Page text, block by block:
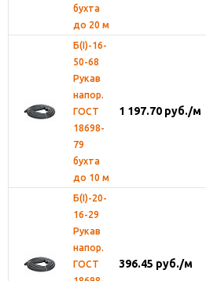
бухта
до 20 м
Б(I)-16-
50-68
Рукав
напор.
ГОСТ
18698-
79
бухта
до 10 м
1 197.70 руб./м
Б(I)-20-
16-29
Рукав
напор.
ГОСТ
396.45 руб./м